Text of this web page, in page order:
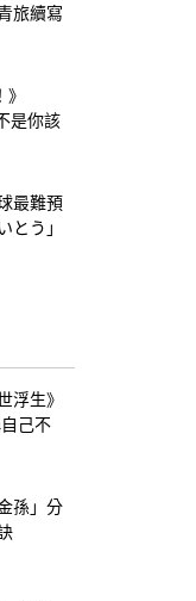
旅續寫
是你該
白》
最難預
う」
浮生》
己不
孫」分